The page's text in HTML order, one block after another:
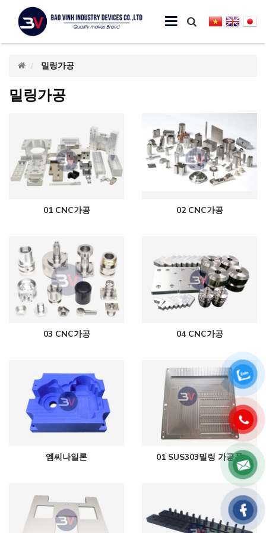
밀링가공
밀링가공
01 CNC가공 02 CNC가공
03 CNC가공 04 CNC가공
엠씨나일론 01 SUS303밀링 가공품